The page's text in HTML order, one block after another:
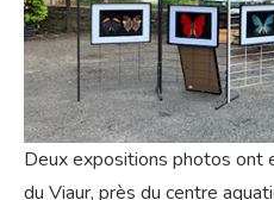
Deux expositions photos ont
du Viaur, près du centre